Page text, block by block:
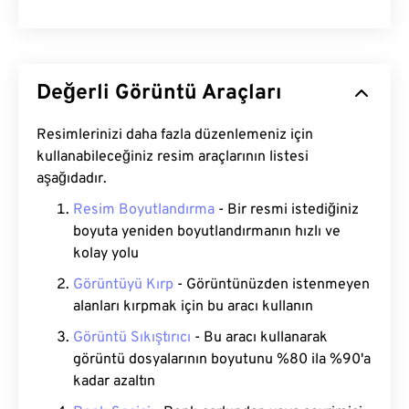
Değerli Görüntü Araçları
Resimlerinizi daha fazla düzenlemeniz için
kullanabileceğiniz resim araçlarının listesi
aşağıdadır.
Resim Boyutlandırma - Bir resmi istediğiniz
boyuta yeniden boyutlandırmanın hızlı ve
kolay yolu
Görüntüyü Kırp - Görüntünüzden istenmeyen
alanları kırpmak için bu aracı kullanın
Görüntü Sıkıştırıcı - Bu aracı kullanarak
görüntü dosyalarının boyutunu %80 ila %90'a
kadar azaltın